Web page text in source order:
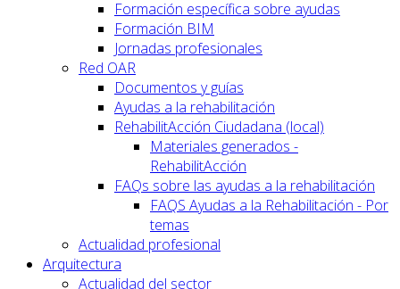
Formación específica sobre ayudas
Formación BIM
Jornadas profesionales
Red OAR
Documentos y guías
Ayudas a la rehabilitación
RehabilitAcción Ciudadana (local)
Materiales generados -
RehabilitAcción
FAQs sobre las ayudas a la rehabilitación
FAQS Ayudas a la Rehabilitación - Por
temas
Actualidad profesional
Arquitectura
Actualidad del sector